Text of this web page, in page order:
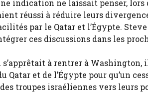
indication ne laissait penser,
réussi à réduire leurs
par le Qatar et l’Égypte.
ces discussions dans les
à rentrer à
Qatar et de l’Égypte pour qu’un
troupes israéliennes vers leurs